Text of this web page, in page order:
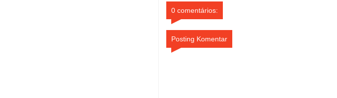
0 comentários:
Posting Komentar